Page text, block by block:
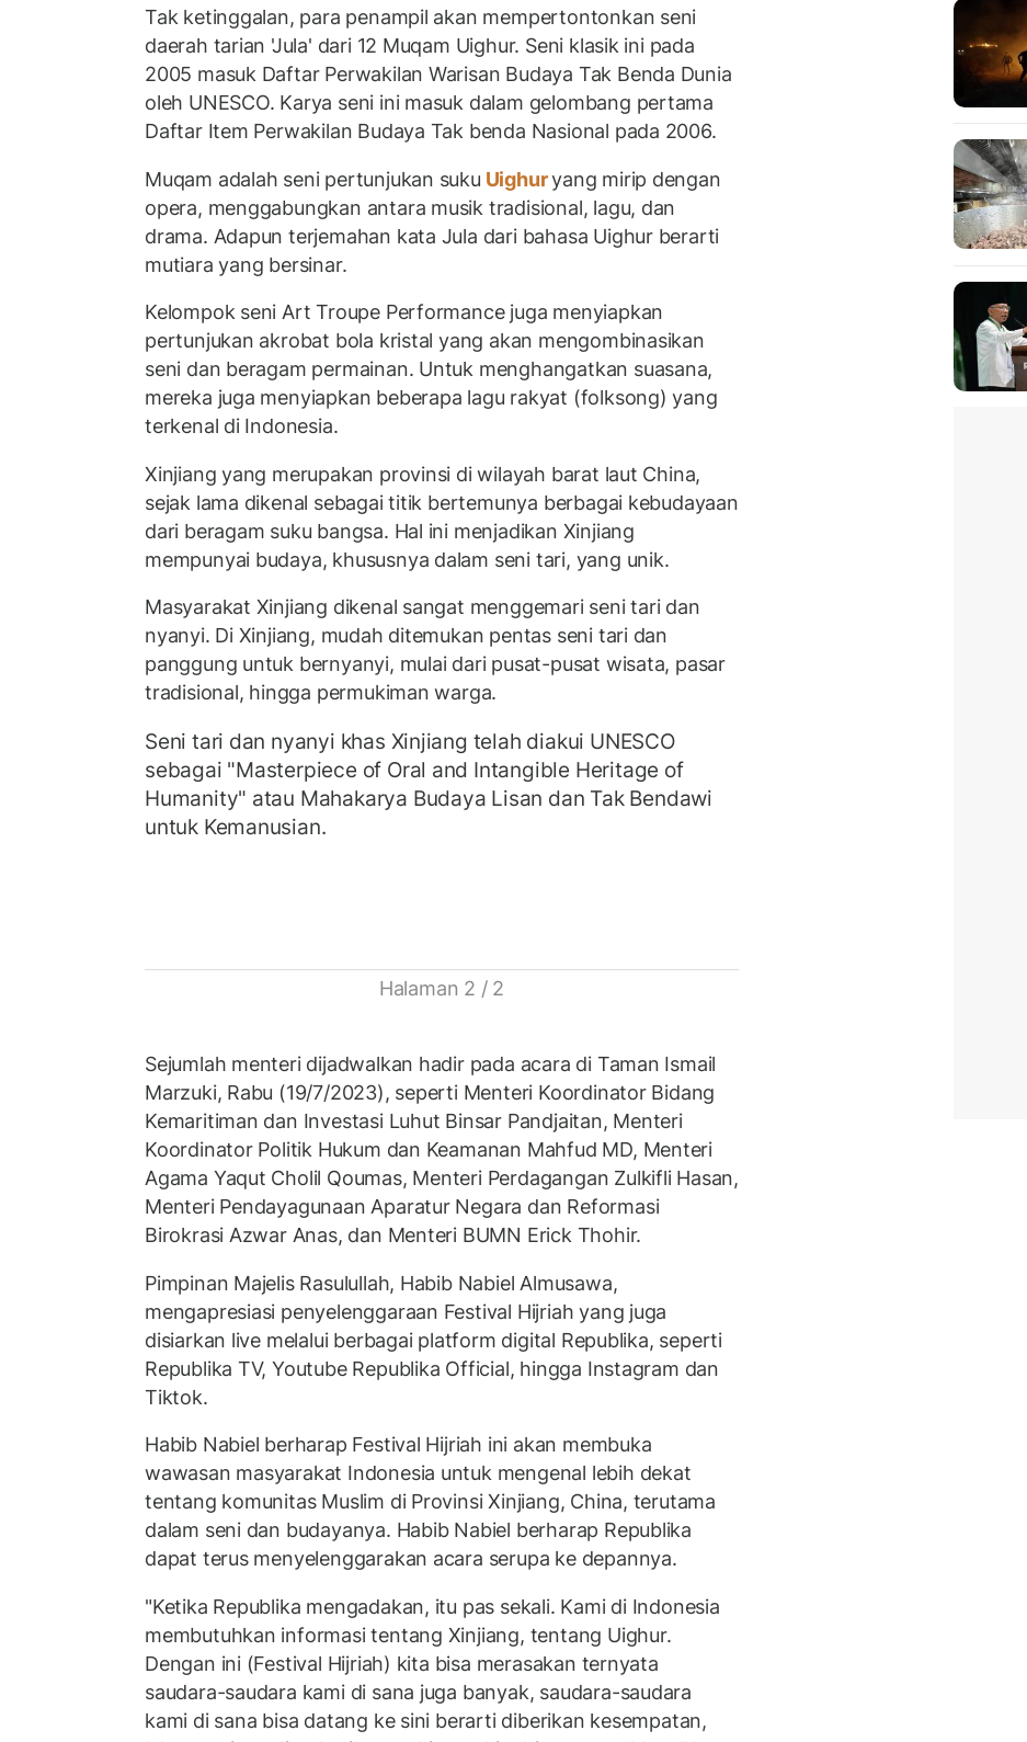
Tak ketinggalan, para penampil akan mempertontonkan seni
daerah tarian 'Jula' dari 12 Muqam Uighur. Seni klasik ini pada
2005 masuk Daftar Perwakilan Warisan Budaya Tak Benda Dunia
oleh UNESCO. Karya seni ini masuk dalam gelombang pertama
Daftar Item Perwakilan Budaya Tak benda Nasional pada 2006.
Muqam adalah seni pertunjukan suku Uighuryang mirip dengan
opera, menggabungkan antara musik tradisional, lagu, dan
drama. Adapun terjemahan kata Jula dari bahasa Uighur berarti
mutiara yang bersinar.
Kelompok seni Art Troupe Performance juga menyiapkan
pertunjukan akrobat bola kristal yang akan mengombinasikan
seni dan beragam permainan. Untuk menghangatkan suasana,
mereka juga menyiapkan beberapa lagu rakyat (folksong) yang
terkenal di Indonesia.
Xinjiang yang merupakan provinsi di wilayah barat laut China,
sejak lama dikenal sebagai titik bertemunya berbagai kebudayaan
dari beragam suku bangsa. Hal ini menjadikan Xinjiang
mempunyai budaya, khususnya dalam seni tari, yang unik.
Masyarakat Xinjiang dikenal sangat menggemari seni tari dan
nyanyi. Di Xinjiang, mudah ditemukan pentas seni tari dan
panggung untuk bernyanyi, mulai dari pusat-pusat wisata, pasar
tradisional, hingga permukiman warga.
Seni tari dan nyanyi khas Xinjiang telah diakui UNESCO
sebagai "Masterpiece of Oral and Intangible Heritage of
Humanity" atau Mahakarya Budaya Lisan dan Tak Bendawi
untuk Kemanusian.
Halaman 2 / 2
Sejumlah menteri dijadwalkan hadir pada acara di Taman Ismail
Marzuki, Rabu (19/7/2023), seperti Menteri Koordinator Bidang
Kemaritiman dan Investasi Luhut Binsar Pandjaitan, Menteri
Koordinator Politik Hukum dan Keamanan Mahfud MD, Menteri
Agama Yaqut Cholil Qoumas, Menteri Perdagangan Zulkifli Hasan,
Menteri Pendayagunaan Aparatur Negara dan Reformasi
Birokrasi Azwar Anas, dan Menteri BUMN Erick Thohir.
Pimpinan Majelis Rasulullah, Habib Nabiel Almusawa,
mengapresiasi penyelenggaraan Festival Hijriah yang juga
disiarkan live melalui berbagai platform digital Republika, seperti
Republika TV, Youtube Republika Official, hingga Instagram dan
Tiktok.
Habib Nabiel berharap Festival Hijriah ini akan membuka
wawasan masyarakat Indonesia untuk mengenal lebih dekat
tentang komunitas Muslim di Provinsi Xinjiang, China, terutama
dalam seni dan budayanya. Habib Nabiel berharap Republika
dapat terus menyelenggarakan acara serupa ke depannya.
"Ketika Republika mengadakan, itu pas sekali. Kami di Indonesia
membutuhkan informasi tentang Xinjiang, tentang Uighur.
Dengan ini (Festival Hijriah) kita bisa merasakan ternyata
saudara-saudara kami di sana juga banyak, saudara-saudara
kami di sana bisa datang ke sini berarti diberikan kesempatan,